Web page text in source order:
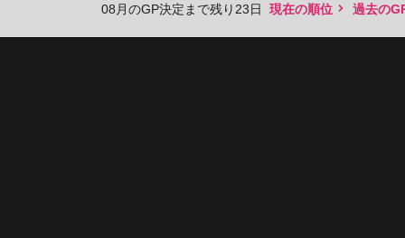
08月のGP決定まで残り23日 現在の順位 過去の